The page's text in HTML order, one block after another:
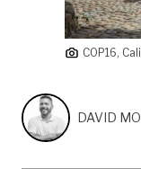
COP16,
DAVID